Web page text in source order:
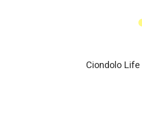
Ciondolo Life